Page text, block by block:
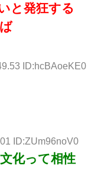
と発狂する
ID:hcBAoeKE0
ID:ZUm96noV0
化って相性